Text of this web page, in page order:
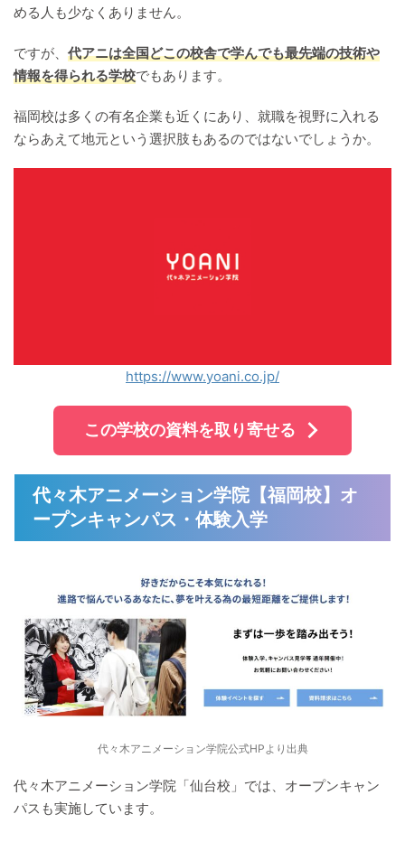
める人も少なくありません。
ですが、 代アニは全国どこの校舎で学んでも最先端の技術や
情報を得られる学校でもあります。
福岡校は多くの有名企業も近くにあり、就職を視野に入れる
ならあえて地元という選択肢もあるのではないでしょうか。
https://www.yoani.co.jp/
この学校の資料を取り寄せる
代々木アニメーション学院【福岡校】オ
ープンキャンパス・体験入学
代々木アニメーション学院公式HPより出典
代々木アニメーション学院「仙台校」では、オープンキャン
パスも実施しています。